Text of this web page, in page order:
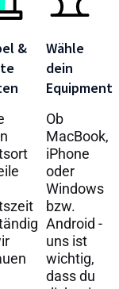
&
Wähle
dein
Equipment
Ob
MacBook,
iPhone
oder
Windows
bzw.
Android -
uns ist
wichtig,
dass du